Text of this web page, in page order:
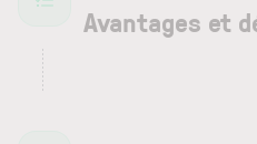
Avantages et